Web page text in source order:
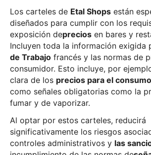
Los carteles de Etal Shops están
diseñados para cumplir con los
exposición deprecios en bares y
Incluyen toda la información exigida
de Trabajo francés y las normas de
consumidor. Esto incluye, por
clara de los precios para el
como señales obligatorias como la
fumar y de vaporizar.
Al optar por estos carteles, reducirá
significativamente los riesgos
controles administrativos y las